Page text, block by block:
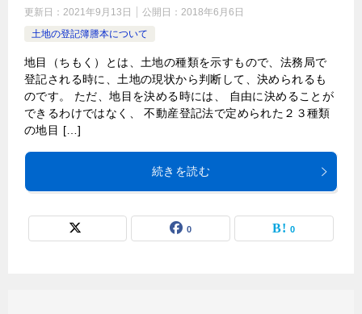
更新日： 2021年9月13日 公開日： 2018年6月6日
土地の登記簿謄本について
地目（ちもく）とは、土地の種類を示すもので、法務局で
登記される時に、土地の現状から判断して、決められるも
のです。 ただ、地目を決める時には、 自由に決めることが
できるわけではなく、 不動産登記法で定められた２３種類
の地目 […]
続きを読む
0 0